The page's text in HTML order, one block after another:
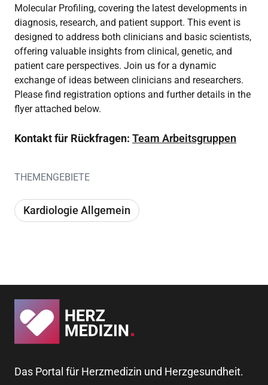
Molecular Profiling, covering the latest developments in
diagnosis, research, and patient support. This event is
designed to address both clinicians and basic scientists,
offering valuable insights from clinical, genetic, and
patient care perspectives. Join us for a dynamic
exchange of ideas between clinicians and researchers.
Please find registration options and further details in the
flyer attached below.
Kontakt für Rückfragen: Team Arbeitsgruppen
THEMENGEBIETE
Kardiologie Allgemein
Das Portal für Herzmedizin und Herzgesundheit.